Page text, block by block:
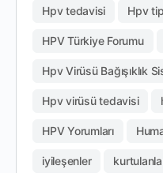
Hpv tedavisi Hpv
HPV Türkiye Forumu
Hpv Virüsü Bağışıklık
Hpv virüsü tedavisi
HPV Yorumları
iyileşenler